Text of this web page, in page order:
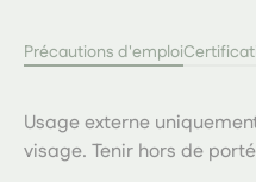
Précautions d'emploi
Usage externe
visage. Tenir hors de